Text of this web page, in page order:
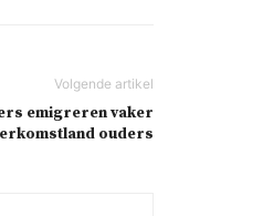
emigreren vaker
ouders